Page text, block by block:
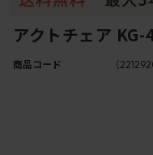
アクトチェア
商品コード （